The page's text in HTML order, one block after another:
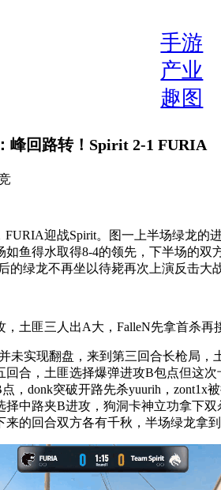
手游
产业
趣图
峰回路转！Spirit 2-1 FURIA
迎战Spirit。图一上半场绿龙的
如鱼得水取得8-4的领先，下半场的
的绿龙不再坐以待毙再次上演反击大
匪三人出A大，FalleN先拿首杀再接
实现翻盘，来到第三回合长枪局，
回合，土匪选择爆弹进攻B包点但这
，donk突破开路先杀yuurih，
中路夹B进攻，狗洞卡神立功拿下
的回合双方各有千秋，半场绿龙拿到